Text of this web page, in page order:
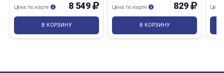
8 549
Цена по карте
В КОРЗИНУ
829
Цена по карте
В КОРЗИНУ
Цена